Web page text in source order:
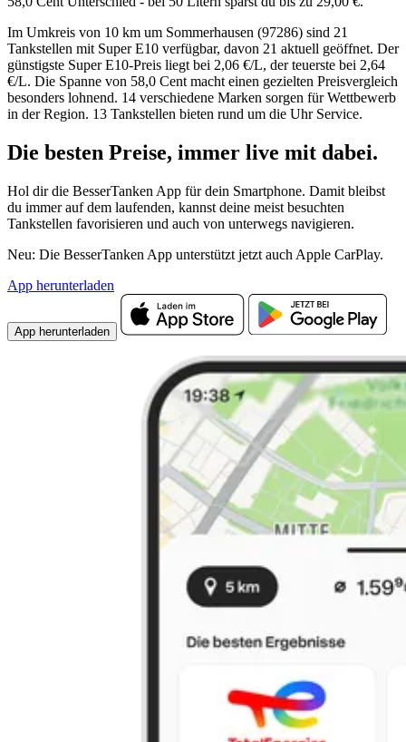
Im Umkreis von 10 km um Sommerhausen (97286) sind 21
Tankstellen mit Super E10 verfügbar, davon 21 aktuell geöffnet. Der
günstigste Super E10-Preis liegt bei 2,06 €/L, der teuerste bei 2,64
€/L. Die Spanne von 58,0 Cent macht einen gezielten Preisvergleich
besonders lohnend. 14 verschiedene Marken sorgen für Wettbewerb
in der Region. 13 Tankstellen bieten rund um die Uhr Service.
Die besten Preise, immer live mit dabei.
Hol dir die BesserTanken App für dein Smartphone. Damit bleibst
du immer auf dem laufenden, kannst deine meist besuchten
Tankstellen favorisieren und auch von unterwegs navigieren.
Neu: Die BesserTanken App unterstützt jetzt auch Apple CarPlay.
App herunterladen
App herunterladen